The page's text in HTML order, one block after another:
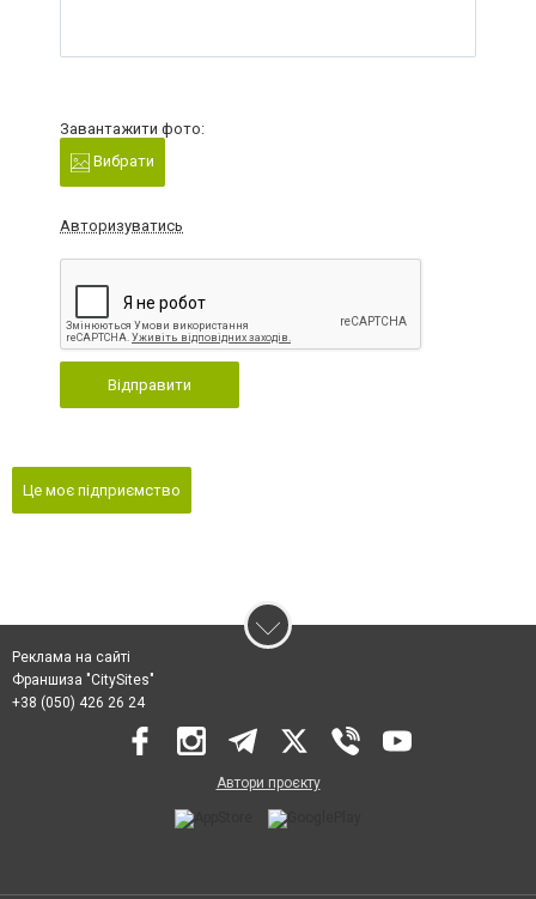
Завантажити фото:
Вибрати
Авторизуватись
Відправити
Це моє підприємство
Реклама на сайті
Франшиза "CitySites"
+38 (050) 426 26 24
Автори проєкту